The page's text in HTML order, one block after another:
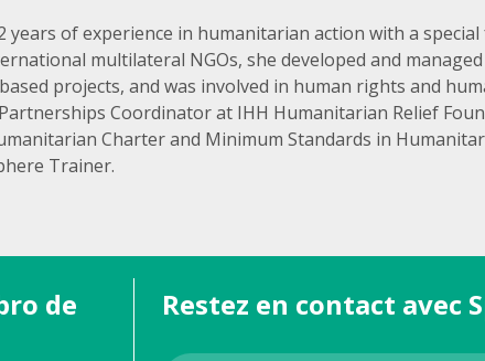
years of experience in humanitarian action with a
multilateral NGOs, she developed and
projects, and was involved in human rights and
Coordinator at IHH Humanitarian Relief
Charter and Minimum Standards in
Trainer.
de
Restez en contact avec